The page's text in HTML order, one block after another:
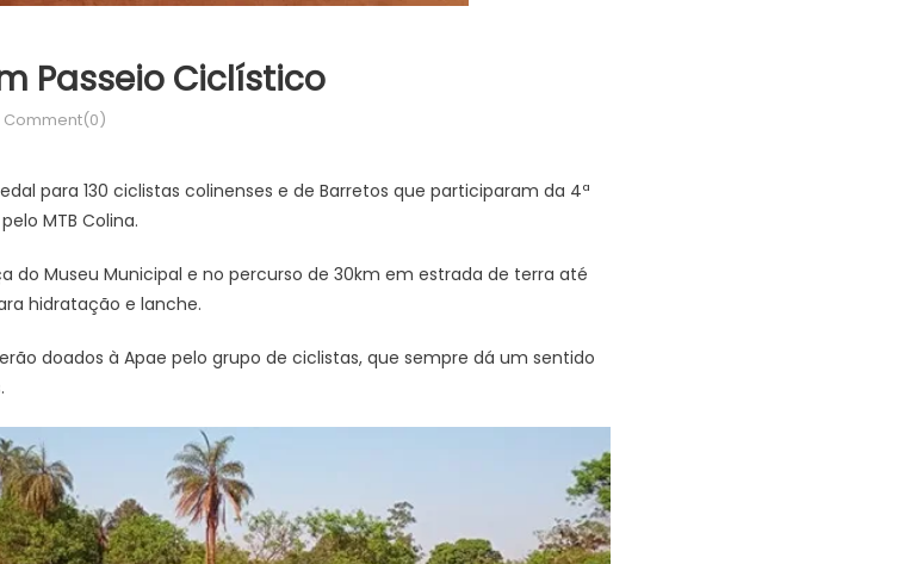
Passeio Ciclístico
Comment(0)
para 130 ciclistas colinenses e de Barretos que participaram da 4ª
MTB Colina.
Museu Municipal e no percurso de 30km em estrada de terra até
hidratação e lanche.
doados à Apae pelo grupo de ciclistas, que sempre dá um sentido